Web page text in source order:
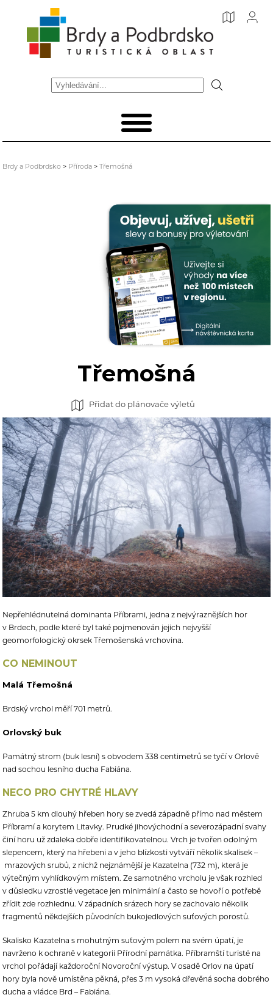
Brdy a Podbrdsko > Příroda >Třemošná
Třemošná
Přidat do plánovače výletů
Nepřehlédnutelná dominanta Příbrami, jedna z nejvýraznějších hor
v Brdech, podle které byl také pojmenován jejich nejvyšší
geomorfologický okrsek Třemošenská vrchovina.
CO NEMINOUT
Malá Třemošná
Brdský vrchol měří 701 metrů.
Orlovský buk
Památný strom (buk lesní) s obvodem 338 centimetrů se tyčí v Orlově
nad sochou lesního ducha Fabiána.
NECO PRO CHYTRÉ HLAVY
Zhruba 5 km dlouhý hřeben hory se zvedá západně přímo nad městem
Příbramí a korytem Litavky. Prudké jihovýchodní a severozápadní svahy
činí horu už zdaleka dobře identifikovatelnou. Vrch je tvořen odolným
slepencem, který na hřebeni a v jeho blízkosti vytváří několik skalisek –
mrazových srubů, z nichž nejznámější je Kazatelna (732 m), která je
výtečným vyhlídkovým místem. Ze samotného vrcholu je však rozhled
v důsledku vzrostlé vegetace jen minimální a často se hovoří o potřebě
zřídit zde rozhlednu. V západních srázech hory se zachovalo několik
fragmentů někdejších původních bukojedlových suťových porostů.
Skalisko Kazatelna s mohutným suťovým polem na svém úpatí, je
navrženo k ochraně v kategorii Přírodní památka. Příbramští turisté na
vrchol pořádají každoroční Novoroční výstup. V osadě Orlov na úpatí
hory byla nově umístěna pěkná, přes 3 m vysoká dřevěná socha dobrého
ducha a vládce Brd – Fabiána.